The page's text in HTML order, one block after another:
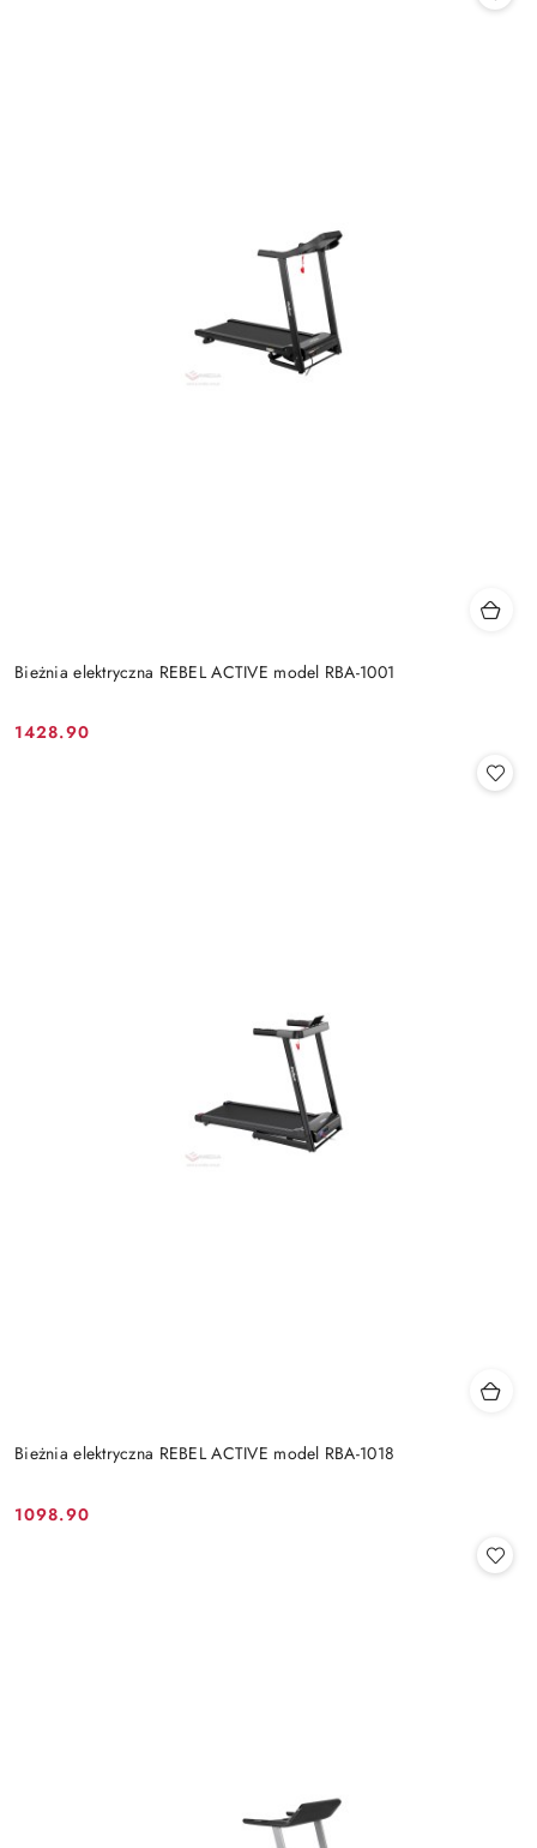
Bieżnia elektryczna REBEL ACTIVE model RBA-1001
Cena:
1428.90
Bieżnia elektryczna REBEL ACTIVE model RBA-1018
Cena:
1098.90